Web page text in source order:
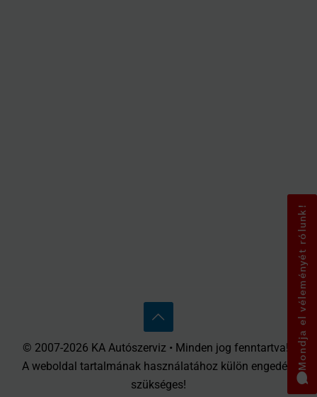
Mondja el véleményét rólunk!
© 2007-2026 KA Autószerviz • Minden jog fenntartva! •
A weboldal tartalmának használatához külön engedély
szükséges!